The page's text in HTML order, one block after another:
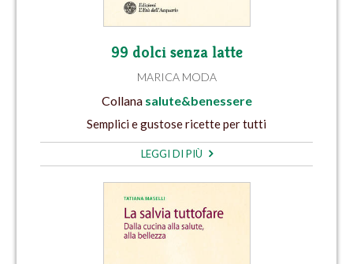
99 dolci senza latte
MARICA MODA
Collana salute&benessere
Semplici e gustose ricette per tutti
LEGGI DI PIÙ